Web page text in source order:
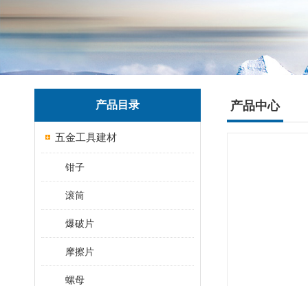
产品目录
五金工具建材
钳子
滚筒
爆破片
摩擦片
螺母
产品中心